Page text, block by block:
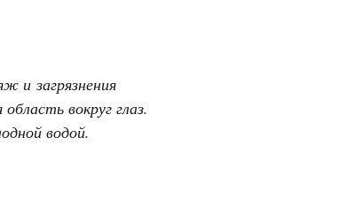
и загрязнения
вокруг глаз.
водой.